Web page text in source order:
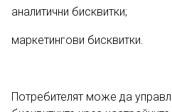
аналитични бисквитки;
маркетингови бисквитки.
Потребителят може да
Маникюр и Педикюр
Професионален грим
Социални мрежи